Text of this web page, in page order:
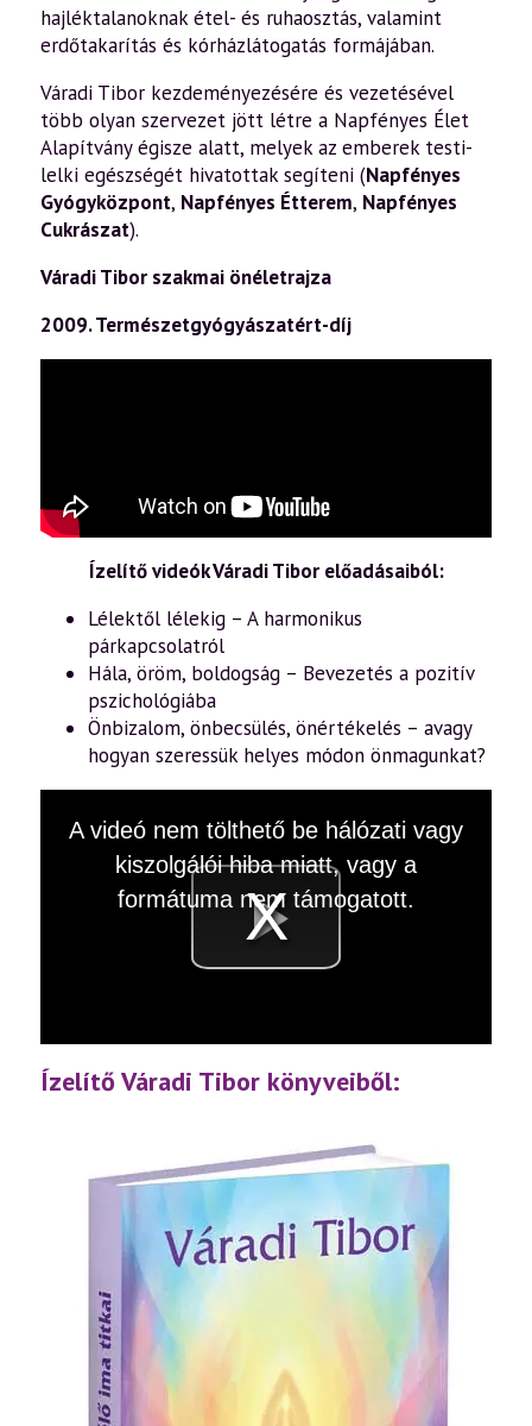
hajléktalanoknak étel- és ruhaosztás, valamint
erdőtakarítás és kórházlátogatás formájában.
Váradi Tibor kezdeményezésére és vezetésével
több olyan szervezet jött létre a Napfényes Élet
Alapítvány égisze alatt, melyek az emberek testi-
lelki egészségét hivatottak segíteni (Napfényes
Gyógyközpont, Napfényes Étterem, Napfényes
Cukrászat).
Váradi Tibor szakmai önéletrajza
2009. Természetgyógyászatért-díj
Ízelítő videók Váradi Tibor előadásaiból:
Lélektől lélekig – A harmonikus
párkapcsolatról
Hála, öröm, boldogság – Bevezetés a pozitív
pszichológiába
Önbizalom, önbecsülés, önértékelés – avagy
hogyan szeressük helyes módon önmagunkat?
Videó
A videó nem tölthető be hálózati vagy
kiszolgálói hiba miatt, vagy a
formátuma nem támogatott.
Ízelítő Váradi Tibor könyveiből: